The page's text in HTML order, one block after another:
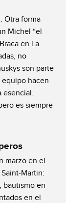
Otra forma
Michel “el
en La
no
son parte
hacen
esencial.
es siempre
marzo en el
Martin:
bautismo en
en el